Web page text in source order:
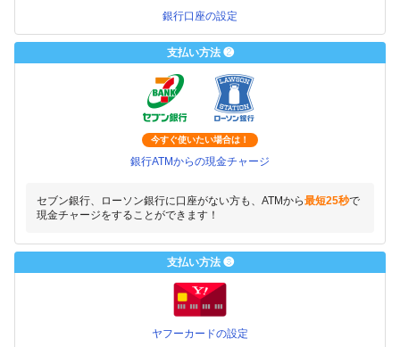
銀行口座の設定
支払い方法 ❷
今すぐ使いたい場合は！
銀行ATMからの現金チャージ
セブン銀行、ローソン銀行に口座がない方も、ATMから最短25秒で
現金チャージをすることができます！
支払い方法 ❸
ヤフーカードの設定